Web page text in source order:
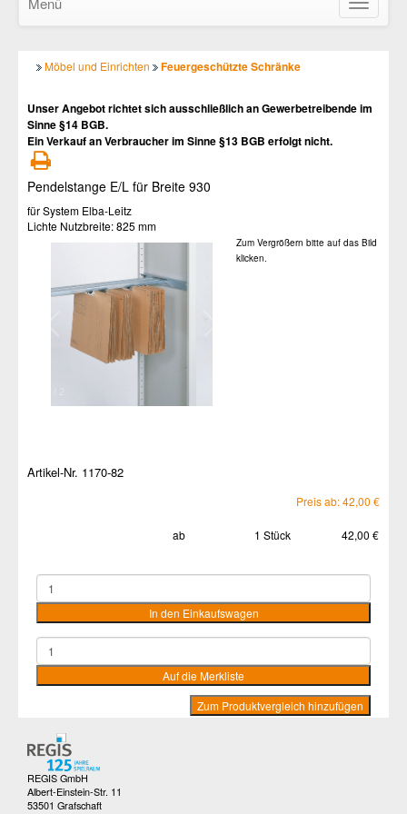
ein-/
Möbel und Einrichten Feuergeschützte Schränke
Unser Angebot richtet sich ausschließlich an Gewerbetreibende im
Sinne §14 BGB.
Ein Verkauf an Verbraucher im Sinne §13 BGB erfolgt nicht.
Pendelstange E/L für Breite 930
für System Elba-Leitz
Lichte Nutzbreite: 825 mm
Zum Vergrößern bitte auf das Bild
klicken.
Artikel-Nr. 1170-82
Preis ab: 42,00 €
ab 1 Stück 42,00 €
REGIS GmbH
Albert-Einstein-Str. 11
53501 Grafschaft